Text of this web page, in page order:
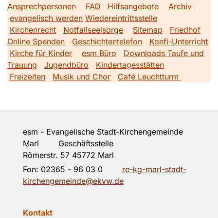
Ansprechpersonen
FAQ Hilfsangebote
Archiv
evangelisch werden Wiedereintrittsstelle
Kirchenrecht
Notfallseelsorge Sitemap
Friedhof
Online Spenden
Geschichtentelefon
Konfi-Unterricht
Kirche für Kinder
esm Büro
Downloads Taufe und
Trauung
Jugendbüro
Kindertagesstätten
Freizeiten
Musik und Chor Café Leuchtturm
esm - Evangelische Stadt-Kirchengemeinde
Marl Geschäftsstelle
Römerstr. 57 45772 Marl
Fon: 02365 - 96 03 0
re-kg-marl-stadt-
kirchengemeinde@ekvw.de
Kontakt